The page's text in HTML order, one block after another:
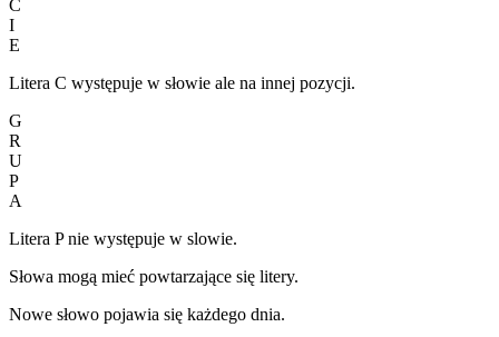
C
I
E
Litera C występuje w słowie ale na innej pozycji.
G
R
U
P
A
Litera P nie występuje w slowie.
Słowa mogą mieć powtarzające się litery.
Nowe słowo pojawia się każdego dnia.